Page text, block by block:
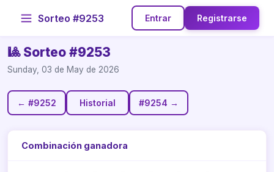
Sorteo #9253 Entrar Registrarse
🎱 Sorteo #9253
Sunday, 03 de May de 2026
← #9252 Historial #9254 →
Combinación ganadora